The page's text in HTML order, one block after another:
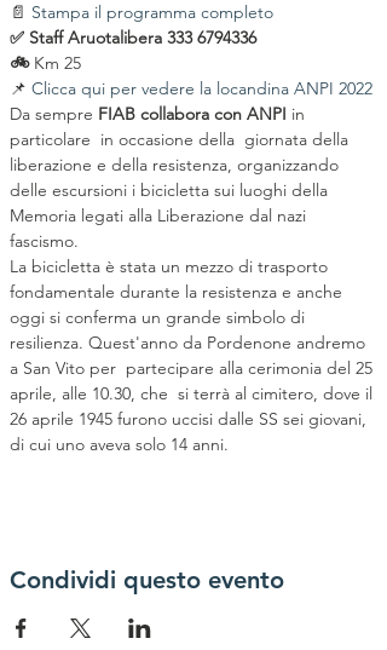
📄 Stampa il programma completo
✅ Staff Aruotalibera 333 6794336
🚲 Km 25
📌 Clicca qui per vedere la locandina ANPI 2022
Da sempre FIAB collabora con ANPI in
particolare  in occasione della  giornata della
liberazione e della resistenza, organizzando
delle escursioni i bicicletta sui luoghi della
Memoria legati alla Liberazione dal nazi
fascismo.
La bicicletta è stata un mezzo di trasporto
fondamentale durante la resistenza e anche
oggi si conferma un grande simbolo di
resilienza. Quest'anno da Pordenone andremo
a San Vito per  partecipare alla cerimonia del 25
aprile, alle 10.30, che  si terrà al cimitero, dove il
26 aprile 1945 furono uccisi dalle SS sei giovani,
di cui uno aveva solo 14 anni.
Condividi questo evento